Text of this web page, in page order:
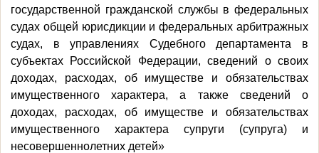
государственной гражданской службы в федеральных
судах общей юрисдикции и федеральных арбитражных
судах, в управлениях Судебного департамента в
субъектах Российской Федерации, сведений о своих
доходах, расходах, об имуществе и обязательствах
имущественного характера, а также сведений о
доходах, расходах, об имуществе и обязательствах
имущественного характера супруги (супруга) и
несовершеннолетних детей»